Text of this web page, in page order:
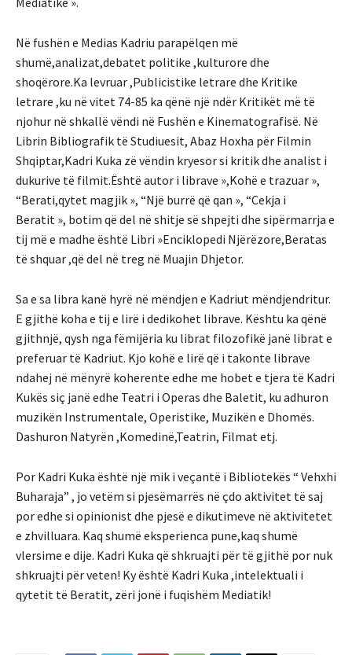
Në fushën e Medias Kadriu parapëlqen më
shumë,analizat,debatet politike ,kulturore dhe
shoqërore.Ka levruar ,Publicistike letrare dhe Kritike
letrare ,ku në vitet 74-85 ka qënë një ndër Kritikët më të
njohur në shkallë vëndi në Fushën e Kinematografisë. Në
Librin Bibliografik të Studiuesit, Abaz Hoxha për Filmin
Shqiptar,Kadri Kuka zë vëndin kryesor si kritik dhe analist i
dukurive të filmit.Është autor i librave »,Kohë e trazuar »,
“Berati,qytet magjik », “Një burrë që qan », “Cekja i
Beratit », botim që del në shitje së shpejti dhe sipërmarrja e
tij më e madhe është Libri »Enciklopedi Njërëzore,Beratas
të shquar ,që del në treg në Muajin Dhjetor.
Sa e sa libra kanë hyrë në mëndjen e Kadriut mëndjendritur.
E gjithë koha e tij e lirë i dedikohet librave. Kështu ka qënë
gjithnjë, qysh nga fëmijëria ku librat filozofikë janë librat e
preferuar të Kadriut. Kjo kohë e lirë që i takonte librave
ndahej në mënyrë koherente edhe me hobet e tjera të Kadri
Kukës siç janë edhe Teatri i Operas dhe Baletit, ku adhuron
muzikën Instrumentale, Operistike, Muzikën e Dhomës.
Dashuron Natyrën ,Komedinë,Teatrin, Filmat etj.
Por Kadri Kuka është një mik i veçantë i Bibliotekës “ Vehxhi
Buharaja” , jo vetëm si pjesëmarrës në çdo aktivitet të saj
por edhe si opinionist dhe pjesë e dikutimeve në aktivitetet
e zhvilluara. Kaq shumë eksperienca pune,kaq shumë
vlersime e dije. Kadri Kuka që shkruajti për të gjithë por nuk
shkruajti për veten! Ky është Kadri Kuka ,intelektuali i
qytetit të Beratit, zëri jonë i fuqishëm Mediatik!